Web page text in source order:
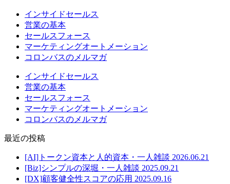
インサイドセールス
営業の基本
セールスフォース
マーケティングオートメーション
コロンバスのメルマガ
インサイドセールス
営業の基本
セールスフォース
マーケティングオートメーション
コロンバスのメルマガ
最近の投稿
[AI]トークン資本と人的資本・一人雑談 2026.06.21
[Biz]シンプルの深堀・一人雑談 2025.09.21
[DX]顧客健全性スコアの応用 2025.09.16